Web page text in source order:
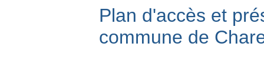
Plan d'accès et
commune de